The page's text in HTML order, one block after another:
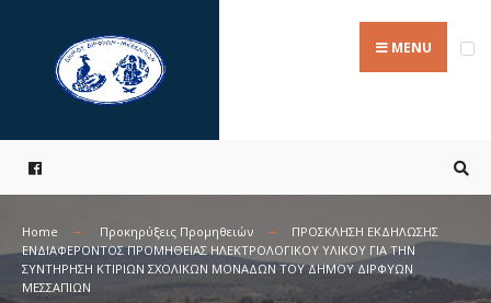
content
MENU
Home Προκηρύξεις Προμηθειών
ΠΡΟΣΚΛΗΣΗ ΕΚΔΗΛΩΣΗΣ
ΕΝΔΙΑΦΕΡΟΝΤΟΣ ΠΡΟΜΗΘΕΙΑΣ ΗΛΕΚΤΡΟΛΟΓΙΚΟΥ ΥΛΙΚΟΥ ΓΙΑ ΤΗΝ
ΣΥΝΤΗΡΗΣΗ ΚΤΙΡΙΩΝ ΣΧΟΛΙΚΩΝ ΜΟΝΑΔΩΝ ΤΟΥ ΔΗΜΟΥ ΔΙΡΦΥΩΝ
ΜΕΣΣΑΠΙΩΝ
for: